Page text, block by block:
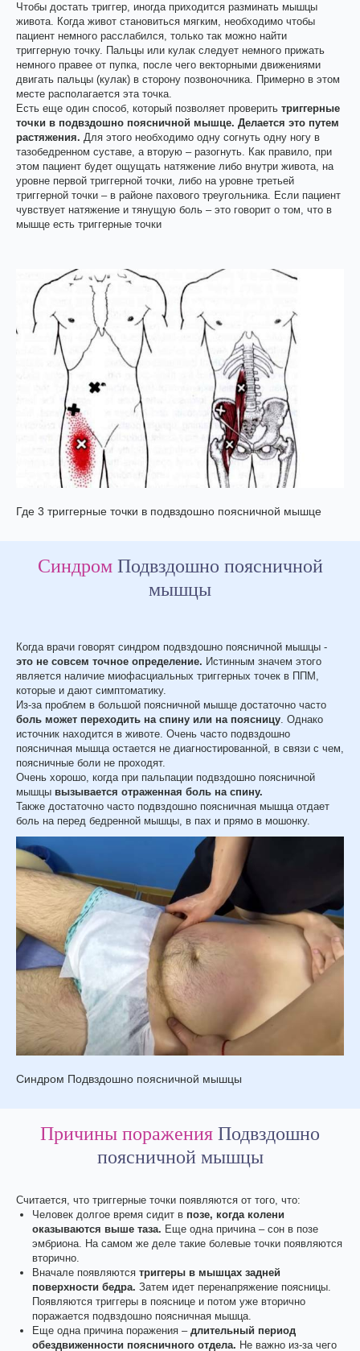
Чтобы достать триггер, иногда приходится разминать мышцы
живота. Когда живот становиться мягким, необходимо чтобы
пациент немного расслабился, только так можно найти
триггерную точку. Пальцы или кулак следует немного прижать
немного правее от пупка, после чего векторными движениями
двигать пальцы (кулак) в сторону позвоночника. Примерно в этом
месте располагается эта точка.
Есть еще один способ, который позволяет проверить триггерные
точки в подвздошно поясничной мышце. Делается это путем
растяжения. Для этого необходимо одну согнуть одну ногу в
тазобедренном суставе, а вторую – разогнуть. Как правило, при
этом пациент будет ощущать натяжение либо внутри живота, на
уровне первой триггерной точки, либо на уровне третьей
триггерной точки – в районе пахового треугольника. Если пациент
чувствует натяжение и тянущую боль – это говорит о том, что в
мышце есть триггерные точки
Где 3 триггерные точки в подвздошно поясничной мышце
СиндромПодвздошно поясничной
мышцы
Когда врачи говорят синдром подвздошно поясничной мышцы -
это не совсем точное определение. Истинным значем этого
является наличие миофасциальных триггерных точек в ППМ,
которые и дают симптоматику.
Из-за проблем в большой поясничной мышце достаточно часто
боль может переходить на спину или на поясницу. Однако
источник находится в животе. Очень часто подвздошно
поясничная мышца остается не диагностированной, в связи с чем,
поясничные боли не проходят.
Очень хорошо, когда при пальпации подвздошно поясничной
мышцы вызывается отраженная боль на спину.
Также достаточно часто подвздошно поясничная мышца отдает
боль на перед бедренной мышцы, в пах и прямо в мошонку.
Синдром Подвздошно поясничной мышцы
Причины поражения Подвздошно
поясничной мышцы
Считается, что триггерные точки появляются от того, что:
Человек долгое время сидит в позе, когда колени
оказываются выше таза. Еще одна причина – сон в позе
эмбриона. На самом же деле такие болевые точки появляются
вторично.
Вначале появляются триггеры в мышцах задней
поверхности бедра. Затем идет перенапряжение поясницы.
Появляются триггеры в пояснице и потом уже вторично
поражается подвздошно поясничная мышца.
Еще одна причина поражения – длительный период
обездвиженности поясничного отдела. Не важно из-за чего